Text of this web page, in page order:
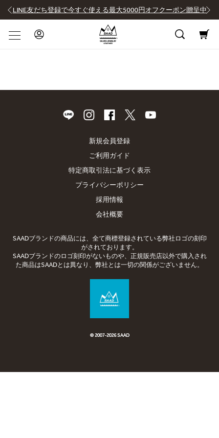
LINE友だち登録で今すぐ使える最大5000円オフクーポン贈呈中
新規会員登録
ご利用ガイド
特定商取引法に基づく表示
プライバシーポリシー
採用情報
会社概要
SAADブランドの商品には、全て商標登録されている弊社ロゴの刻印
がされております。
SAADブランドのロゴ刻印がないものや、正規販売店以外で購入され
た商品はSAADとは異なり、弊社とは一切の関係がございません。
© 2007-2026 SAAD
© 2007-2026 SAAD